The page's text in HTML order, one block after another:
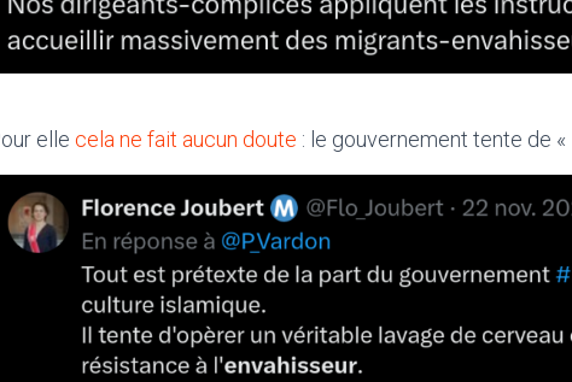
elle cela ne fait aucun doute : le gouvernement tente de «